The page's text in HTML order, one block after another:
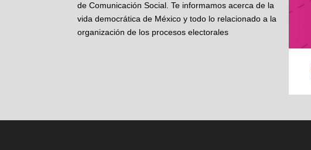
de Comunicación Social. Te informamos acerca de la
vida democrática de México y todo lo relacionado a la
organización de los procesos electorales